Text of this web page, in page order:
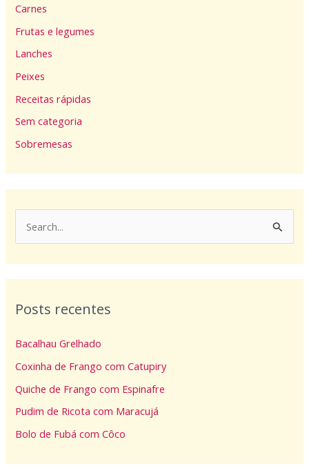
Carnes
Frutas e legumes
Lanches
Peixes
Receitas rápidas
Sem categoria
Sobremesas
u
s
a
r
p
o
Posts recentes
Bacalhau Grelhado
Coxinha de Frango com Catupiry
Quiche de Frango com Espinafre
Pudim de Ricota com Maracujá
Bolo de Fubá com Côco